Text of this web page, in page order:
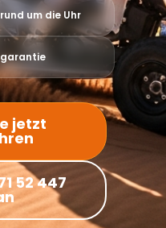
um die Uhr
jetzt
52 447